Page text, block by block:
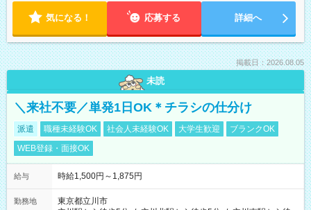
気になる！ 応募する 詳細へ
掲載日：2026.08.05
未読
＼来社不要／単発1日OK＊チラシの仕分け
派遣 職種未経験OK 社会人未経験OK 大学生歓迎
ブランクOK
WEB登録・面接OK
給与 時給1,500円～1,875円
勤務地
東京都立川市